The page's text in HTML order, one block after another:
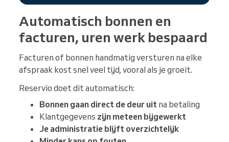
Automatisch bonnen en
facturen, uren werk bespaard
Facturen of bonnen handmatig versturen na elke
afspraak kost snel veel tijd, vooral als je groeit.
Reservio doet dit automatisch:
Bonnen gaan direct de deur uit na betaling
Klantgegevens zijn meteen bijgewerkt
Je administratie blijft overzichtelijk